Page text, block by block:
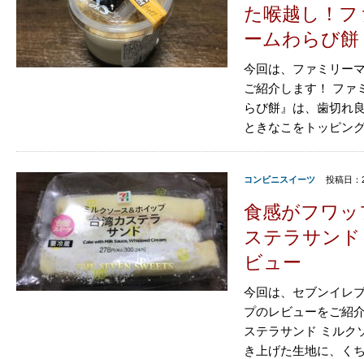
た喉越し！
ームわらび
今回は、ファミリー
ご紹介します！ ファ
らび餅』は、歯切れ
ときなこをトッピン
コンビニスイーツ 投稿日：
食感がフワ
ステラサン
ビュー
今回は、セブンイレ
プのレビューをご紹
ステラサンド ミルク
き上げた生地に、く